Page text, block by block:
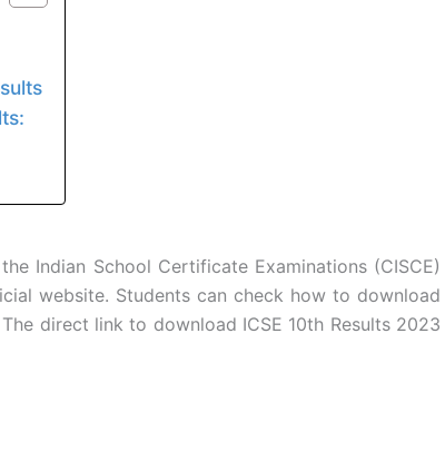
Indian School Certificate Examinations (CISCE)
website. Students can check how to download
direct link to download ICSE 10th Results 2023